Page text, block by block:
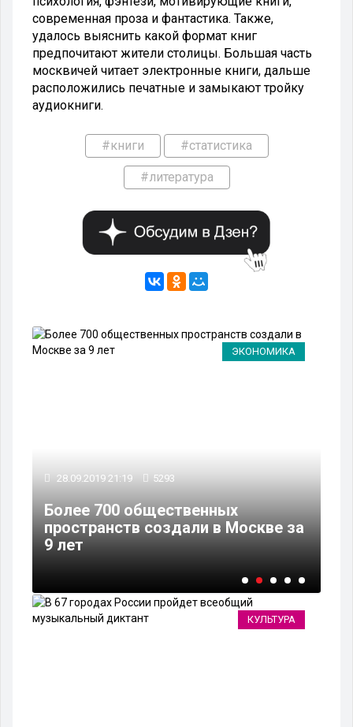
современная проза и фантастика. Также,
удалось выяснить какой формат книг
предпочитают жители столицы. Большая часть
москвичей читает электронные книги, дальше
расположились печатные и замыкают тройку
аудиокниги.
#книги #статистика
#литература
ЭКОНОМИКА
28.09.2019 21:19 5293
Более 700 общественных
пространств создали в Москве за
9 лет
КУЛЬТУРА